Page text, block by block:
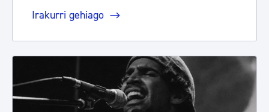
Irakurri gehiago